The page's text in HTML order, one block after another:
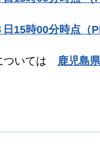
15時00分時点（
ついては 鹿児島